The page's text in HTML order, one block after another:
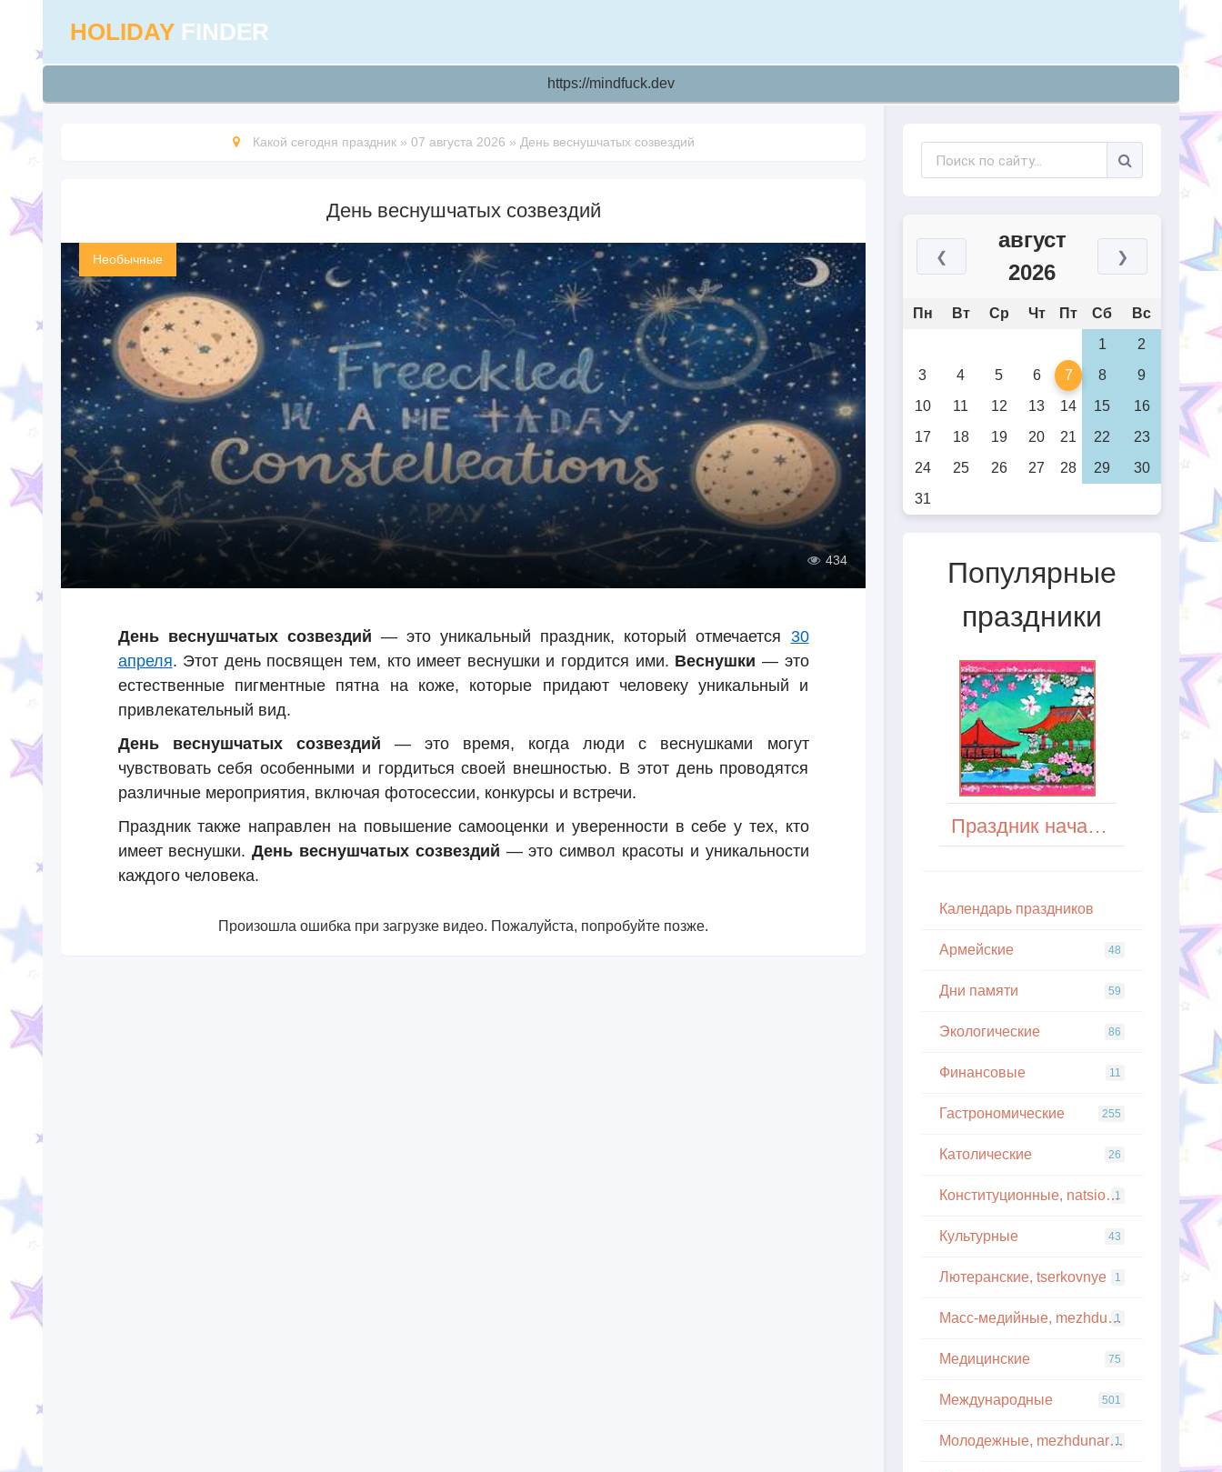
HOLIDAY FINDER
https://mindfuck.dev
Какой сегодня праздник » 07 августа 2026 » День веснушчатых созвездий
День веснушчатых созвездий
Необычные
434
День веснушчатых созвездий — это уникальный праздник, который отмечается 30
апреля. Этот день посвящен тем, кто имеет веснушки и гордится ими. Веснушки — это
естественные пигментные пятна на коже, которые придают человеку уникальный и
привлекательный вид.
День веснушчатых созвездий — это время, когда люди с веснушками могут
чувствовать себя особенными и гордиться своей внешностью. В этот день проводятся
различные мероприятия, включая фотосессии, конкурсы и встречи.
Праздник также направлен на повышение самооценки и уверенности в себе у тех, кто
имеет веснушки.День веснушчатых созвездий — это символ красоты и уникальности
каждого человека.
Произошла ошибка при загрузке видео. Пожалуйста, попробуйте позже.
❮
август
2026
❯
Пн Вт Ср Чт Пт Сб
Вс
1
2
3
4 5 6 7 8
9
10
11 12 13 14 15
16
17
18 19 20 21 22
23
24
25 26 27 28 29
30
31
Популярные
праздники
Праздник начала весны (Риссюн) в Японии
Кaлeндapь пpaздникoв
Армейские 48
Дни памяти 59
Экологические 86
Финансовые 11
Гастрономические 255
Католические 26
Конституционные, natsionalnye
1
Культурные 43
Лютеранские, tserkovnye 1
Масс-медийные, mezhdunarodnye
1
Медицинские 75
Международные 501
Молодежные, mezhdunarodnye
1